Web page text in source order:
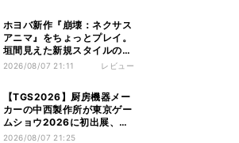
ホヨバ新作『崩壊：ネクサス
アニマ』をちょっとプレイ。
垣間見えた新規スタイルのゲ
ーム開発に取り組む姿勢
2026/08/07 21:11 レビュー
【TGS2026】厨房機器メー
カーの中西製作所が東京ゲー
ムショウ2026に初出展、新
作ARGなど披露
2026/08/07 21:25